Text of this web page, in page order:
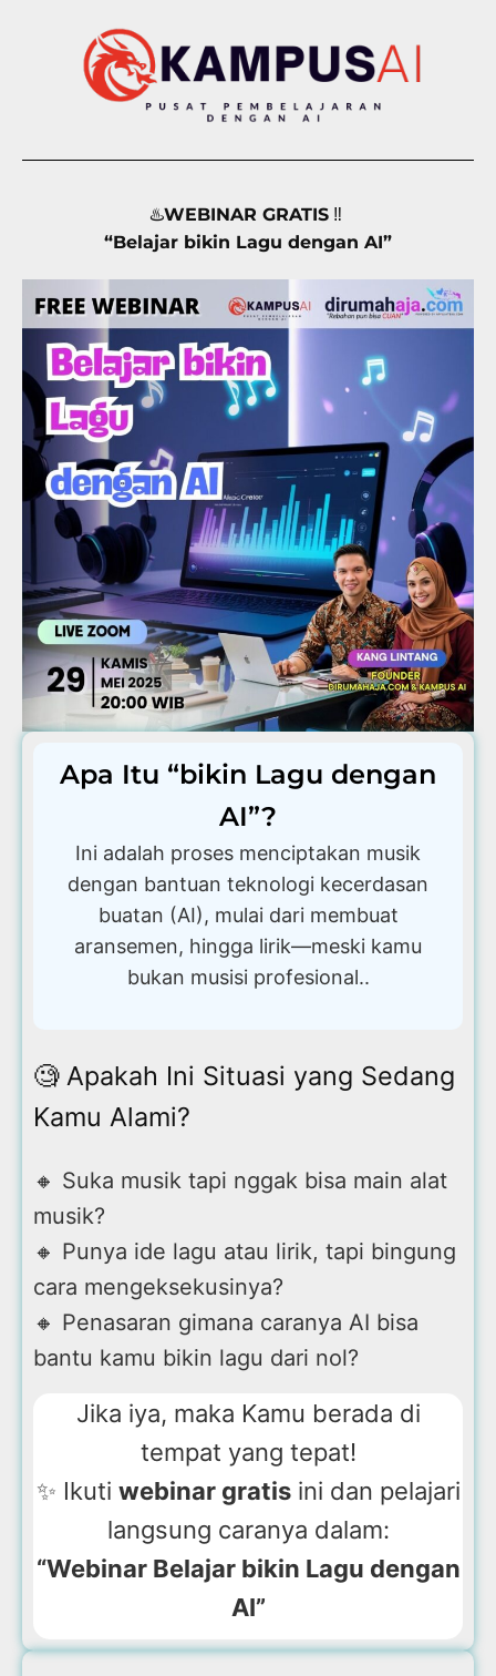
♨️WEBINAR GRATIS‼️
“Belajar bikin Lagu dengan AI”
Apa Itu “bikin Lagu dengan
AI”?
Ini adalah proses menciptakan musik
dengan bantuan teknologi kecerdasan
buatan (AI), mulai dari membuat
aransemen, hingga lirik—meski kamu
bukan musisi profesional..
🧐 Apakah Ini Situasi yang Sedang
Kamu Alami?
🔸 Suka musik tapi nggak bisa main alat
musik?
🔸 Punya ide lagu atau lirik, tapi bingung
cara mengeksekusinya?
🔸 Penasaran gimana caranya AI bisa
bantu kamu bikin lagu dari nol?
Jika iya, maka Kamu berada di
tempat yang tepat!
✨ Ikuti webinar gratisini dan pelajari
langsung caranya dalam:
“Webinar Belajar bikin Lagu dengan
AI”